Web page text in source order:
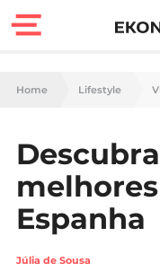
Finanças
Carreira
Casa
Lifestyle
Home Lifestyle
Espanha
Júlia de Sousa